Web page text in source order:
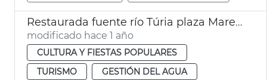
Restaurada fuente río Túria plaza Mare de Déu València
modificado hace 1 año
CULTURA Y FIESTAS POPULARES
TURISMO
GESTIÓN DEL AGUA